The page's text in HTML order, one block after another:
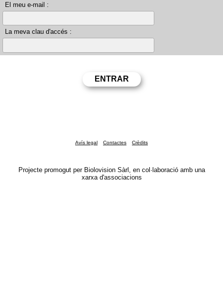
El meu e-mail :
La meva clau d'accés :
Avís legal Contactes Crèdits
Projecte promogut per Biolovision Sàrl, en col·laboració amb una
xarxa d'associacions